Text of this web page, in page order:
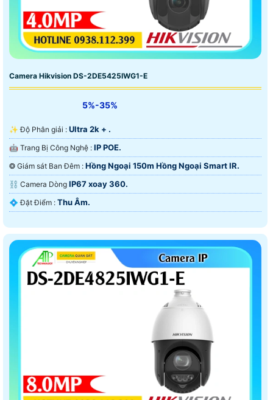
Camera Hikvision DS-2DE5425IWG1-E
5%-35%
✨ Độ Phân giải : Ultra 2k + .
🤖️ Trang Bị Công Nghệ : IP POE.
❂ Giám sát Ban Đêm : Hồng Ngoại 150m Hồng Ngoại Smart IR.
⛓ Camera Dòng IP67 xoay 360.
️💠 Đặt Điểm : Thu Âm.